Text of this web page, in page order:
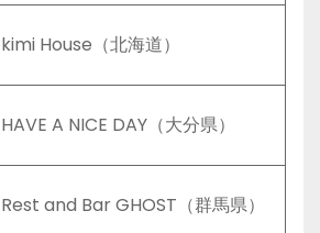
kimi House（北海道）
HAVE A NICE DAY（大分県）
Rest and Bar GHOST（群馬県）